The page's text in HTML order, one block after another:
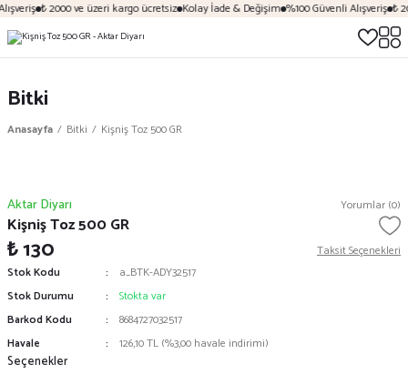
₺ 2000 ve üzeri kargo ücretsiz Kolay İade & Değişim %100 Güvenli Alışveriş ₺
Bitki
Anasayfa Bitki Kişniş Toz 500 GR
Aktar Diyarı Yorumlar (0)
Kişniş Toz 500 GR
₺ 130
Taksit Seçenekleri
Stok Kodu
a_BTK-ADY32517
Stok Durumu
Stokta var
Barkod Kodu
8684727032517
Havale
126,10 TL (%3,00 havale indirimi)
Seçenekler